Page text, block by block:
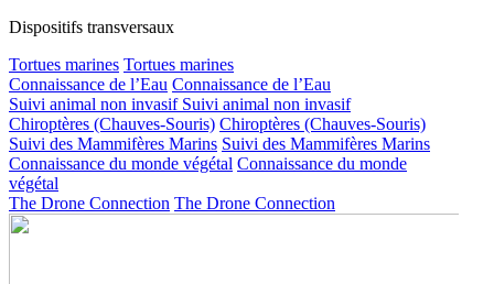
Dispositifs transversaux
Tortues marines Tortues marines
Connaissance de l’Eau Connaissance de l’Eau
Suivi animal non invasif Suivi animal non invasif
Chiroptères (Chauves-Souris) Chiroptères (Chauves-Souris)
Suivi des Mammifères Marins Suivi des Mammifères Marins
Connaissance du monde végétal Connaissance du monde
végétal
The Drone Connection The Drone Connection